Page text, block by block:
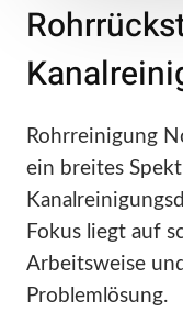
Rohrreinigung
ein breites
Fokus liegt auf
Arbeitsweise
Problemlösung.